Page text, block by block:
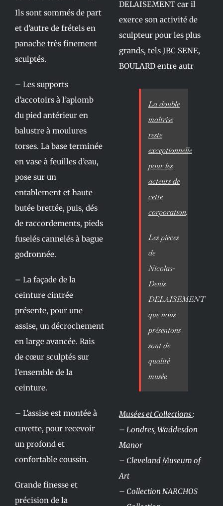
Ils sont sommés de part
et d’autre de frétels en
panache très finement
sculptés.
– Les supports
d’accotoirs à l’aplomb
du pied antérieur en
balustre à moulures
torses. La base terminée
en vase à feuilles d’eau,
pose sur un
entablement et haute
butée brettée, puis, dés
de raccordements, pieds
fuselés cannelés à bague
godronnée.
– La façade de la
ceinture cintrée
présente, pour une
assise, un décrochement
en large avancée. Rais
de cœur sculptés sur
l’ensemble de la
ceinture.
– L’assise est montée à
cuvette, pour recevoir
un profond et
confortable coussin.
Grande finesse et
précision de la
DELAISEMENT car il
exerce son activité de
sculpteur pour les plus
grands, tels JBC SENE,
BOULARD entre autr
La double
maîtrise
reste
exceptionnelle
pour les
acteurs de
cette
corporation.
Les pièces
de
Nicolas-
Denis
DELAISEMENT
que nous
présentons
sont de
qualité
musée.
Musées et Collections:
– Londres, Waddesdon
Manor
– Cleveland Museum of
Art
– Collection NARCHOS